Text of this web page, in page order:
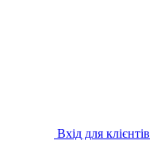
Вхід для клієнтів